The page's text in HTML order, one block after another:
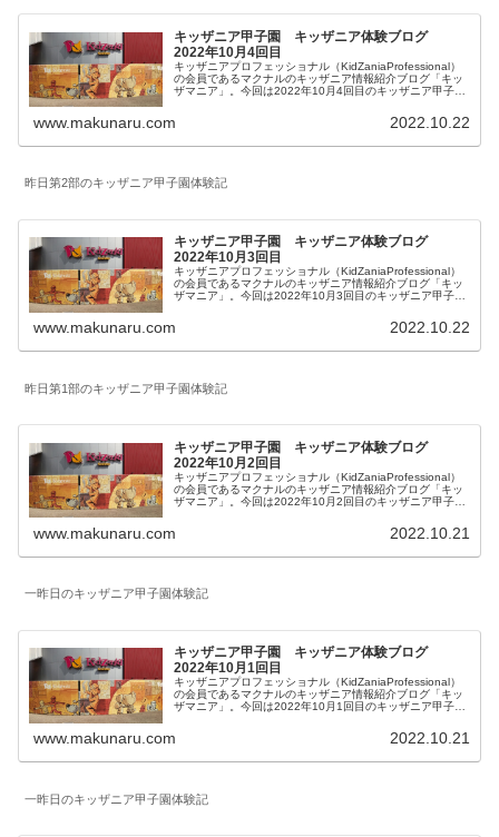
キッザニア甲子園 キッザニア体験ブログ
2022年10月4回目
キッザニアプロフェッショナル（KidZaniaProfessional）
の会員であるマクナルのキッザニア情報紹介ブログ「キッ
ザマニア」。今回は2022年10月4回目のキッザニア甲子園
www.makunaru.com 2022.10.22
昨日第2部のキッザニア甲子園体験記
キッザニア甲子園 キッザニア体験ブログ
2022年10月3回目
キッザニアプロフェッショナル（KidZaniaProfessional）
の会員であるマクナルのキッザニア情報紹介ブログ「キッ
ザマニア」。今回は2022年10月3回目のキッザニア甲子園
www.makunaru.com 2022.10.22
昨日第1部のキッザニア甲子園体験記
キッザニア甲子園 キッザニア体験ブログ
2022年10月2回目
キッザニアプロフェッショナル（KidZaniaProfessional）
の会員であるマクナルのキッザニア情報紹介ブログ「キッ
ザマニア」。今回は2022年10月2回目のキッザニア甲子園
www.makunaru.com 2022.10.21
一昨日のキッザニア甲子園体験記
キッザニア甲子園 キッザニア体験ブログ
2022年10月1回目
キッザニアプロフェッショナル（KidZaniaProfessional）
の会員であるマクナルのキッザニア情報紹介ブログ「キッ
ザマニア」。今回は2022年10月1回目のキッザニア甲子園
www.makunaru.com 2022.10.21
一昨日のキッザニア甲子園体験記